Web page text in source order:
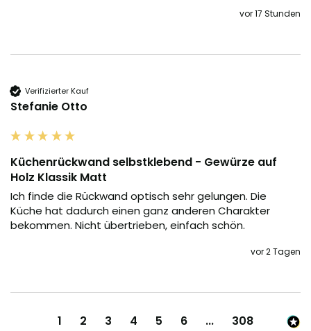
vor 17 Stunden
Verifizierter Kauf
Stefanie Otto
Küchenrückwand selbstklebend - Gewürze auf
Holz Klassik Matt
Ich finde die Rückwand optisch sehr gelungen. Die
Küche hat dadurch einen ganz anderen Charakter
bekommen. Nicht übertrieben, einfach schön.
vor 2 Tagen
1 2 3 4 5 6 ... 308